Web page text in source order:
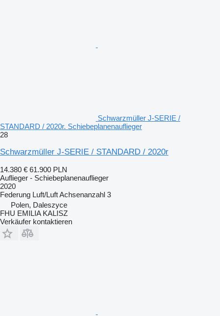
Schwarzmüller J-SERIE /
STANDARD / 2020r. Schiebeplanenauflieger
28
Schwarzmüller J-SERIE / STANDARD / 2020r
14.380 € 61.900 PLN
Auflieger - Schiebeplanenauflieger
2020
Federung Luft/LuftAchsenanzahl 3
Polen, Daleszyce
FHU EMILIA KALISZ
Verkäufer kontaktieren